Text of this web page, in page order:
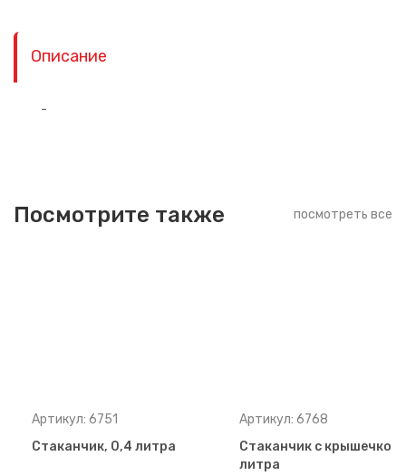
Описание
-
Посмотрите также посмотреть все
Артикул: 6751
Стаканчик, 0,4 литра
Артикул: 6768
Стаканчик с
литра